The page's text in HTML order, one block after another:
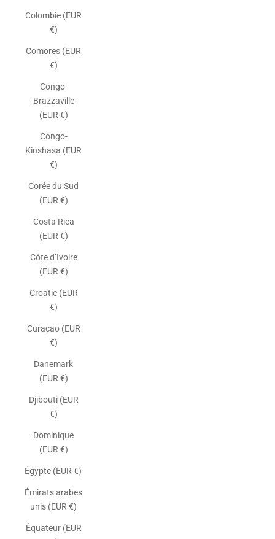
Colombie (EUR
€)
Comores (EUR
€)
Congo-
Brazzaville
(EUR €)
Congo-
Kinshasa (EUR
€)
Corée du Sud
(EUR €)
Costa Rica
(EUR €)
Côte d’Ivoire
(EUR €)
Croatie (EUR
€)
Curaçao (EUR
€)
Danemark
(EUR €)
Djibouti (EUR
€)
Dominique
(EUR €)
Égypte (EUR €)
Émirats arabes
unis (EUR €)
Équateur (EUR